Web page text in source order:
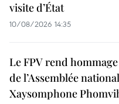
visite d’État
10/08/2026 14:35
Le FPV rend
de l’Assemblée
Xaysomphone